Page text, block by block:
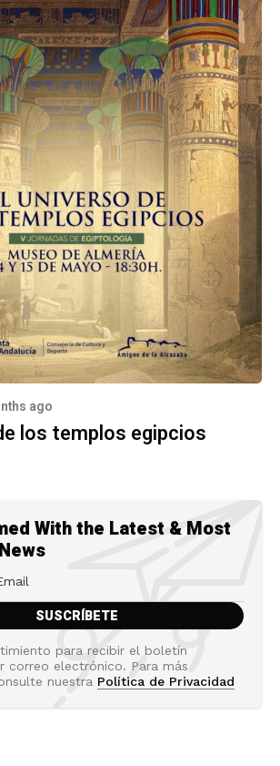
ago
los templos egipcios
With the Latest & Most
para recibir el boletín
correo electrónico. Para más
nuestra Política de Privacidad